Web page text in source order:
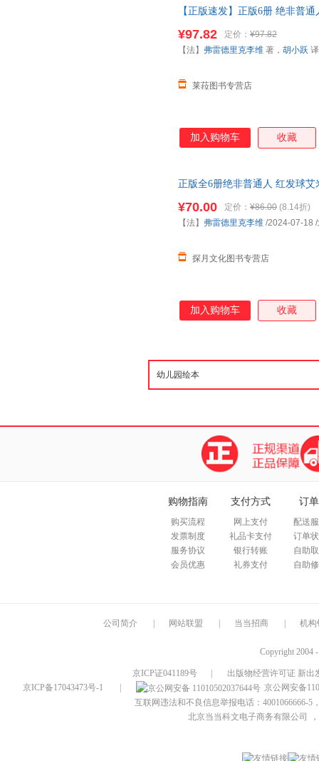
【正版速发】正版6册 绝非普
¥97.82 定价： ¥97.82
莱菈图书专营店
【法】 弗雷德里克李维 著， 胡小跃 译
加入购物车 收藏
正版全6册绝非普通人 红发球
¥70.00 定价： ¥86.00 (8.14折)
探月文化图书专营店
【法】 弗雷德里克李维 /2024-07-18 /
加入购物车 收藏
购物指南
购买流程
发票制度
服务协议
会员优惠
支付方式
网上支付
礼品卡支付
银行转账
礼券支付
订
配送
订单
自助
自助
公司简介 网站联盟 当当招商 机构
Copyright 2004
京ICP证041189号
出版物经营许可证 新出
京ICP备17043473号-1
京公网安备
互联网违法和不良信息举报电话：4001066666-5
北京当当科文电子商务有限公司